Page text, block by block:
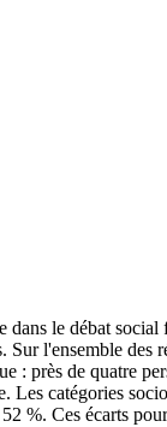
le débat
l'ensemble des
: près de quatre
Les catégories
%. Ces écarts